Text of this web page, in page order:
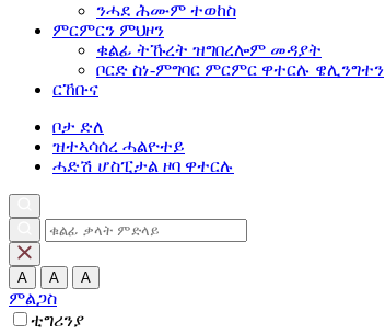
ንሓደ ሕሙም ተወከስ
ምርምርን ምህዞን
ቁልፊ ትኹረት ዝግበረሎም መዳያት
ቦርድ ስነ-ምግባር ምርምር ዋተርሉ ዌሊንግተን
ርኸቡና
ቦታ ድለ
ዝተኣሳሰረ ሓልዮተይ
ሓድሽ ሆስፒታል ዞባ ዋተርሉ
A A A
ምልጋስ
ቲግሪንያ